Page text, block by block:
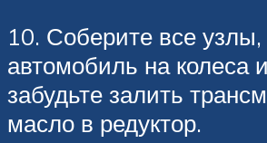
10. Соберите все узлы,
автомобиль на колеса
забудьте залить
масло в редуктор.